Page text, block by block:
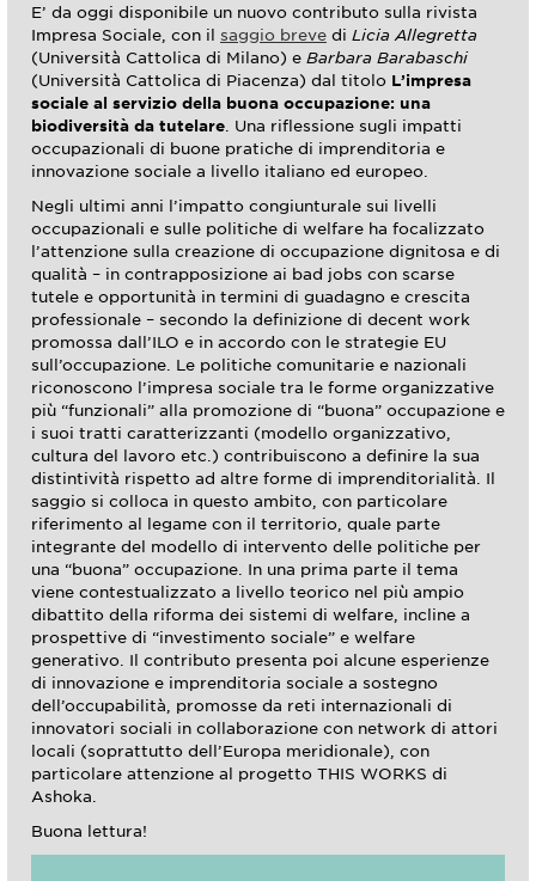
E’ da oggi disponibile un nuovo contributo sulla rivista
Impresa Sociale, con il saggio breve di Licia Allegretta
(Università Cattolica di Milano) e Barbara Barabaschi
(Università Cattolica di Piacenza) dal titolo L’impresa
sociale al servizio della buona occupazione: una
biodiversità da tutelare . Una riflessione sugli impatti
occupazionali di buone pratiche di imprenditoria e
innovazione sociale a livello italiano ed europeo.
Negli ultimi anni l’impatto congiunturale sui livelli
occupazionali e sulle politiche di welfare ha focalizzato
l’attenzione sulla creazione di occupazione dignitosa e di
qualità – in contrapposizione ai bad jobs con scarse
tutele e opportunità in termini di guadagno e crescita
professionale – secondo la definizione di decent work
promossa dall’ILO e in accordo con le strategie EU
sull’occupazione. Le politiche comunitarie e nazionali
riconoscono l’impresa sociale tra le forme organizzative
più “funzionali” alla promozione di “buona” occupazione e
i suoi tratti caratterizzanti (modello organizzativo,
cultura del lavoro etc.) contribuiscono a definire la sua
distintività rispetto ad altre forme di imprenditorialità. Il
saggio si colloca in questo ambito, con particolare
riferimento al legame con il territorio, quale parte
integrante del modello di intervento delle politiche per
una “buona” occupazione. In una prima parte il tema
viene contestualizzato a livello teorico nel più ampio
dibattito della riforma dei sistemi di welfare, incline a
prospettive di “investimento sociale” e welfare
generativo. Il contributo presenta poi alcune esperienze
di innovazione e imprenditoria sociale a sostegno
dell’occupabilità, promosse da reti internazionali di
innovatori sociali in collaborazione con network di attori
locali (soprattutto dell’Europa meridionale), con
particolare attenzione al progetto THIS WORKS di
Ashoka.
Buona lettura!